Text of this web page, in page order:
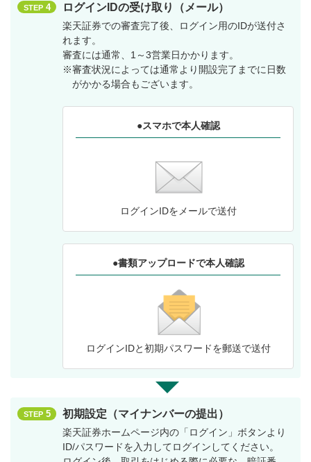
STEP 4 ログインIDの受け取り（メール）
楽天証券での審査完了後、ログイン用のIDが送付さ
れます。
審査には通常、1～3営業日かかります。
※審査状況によっては通常より開設完了までに日数
がかかる場合もございます。
●スマホで本人確認
ログインIDをメールで送付
●書類アップロードで本人確認
ログインIDと初期パスワードを郵送で送付
STEP 5 初期設定（マイナンバーの提出）
楽天証券ホームページ内の「ログイン」ボタンより
ID/パスワードを入力してログインしてください。